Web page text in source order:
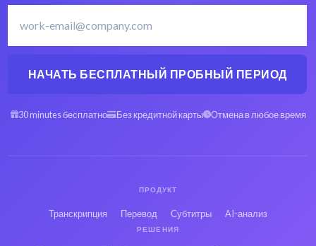
НАЧАТЬ БЕСПЛАТНЫЙ ПРОБНЫЙ ПЕРИОД
30 minutes бесплатно Без кредитной карты Отмена в любое время
ПРОДУКТ
Транскрипция Перевод Субтитры AI-анализ
РЕШЕНИЯ